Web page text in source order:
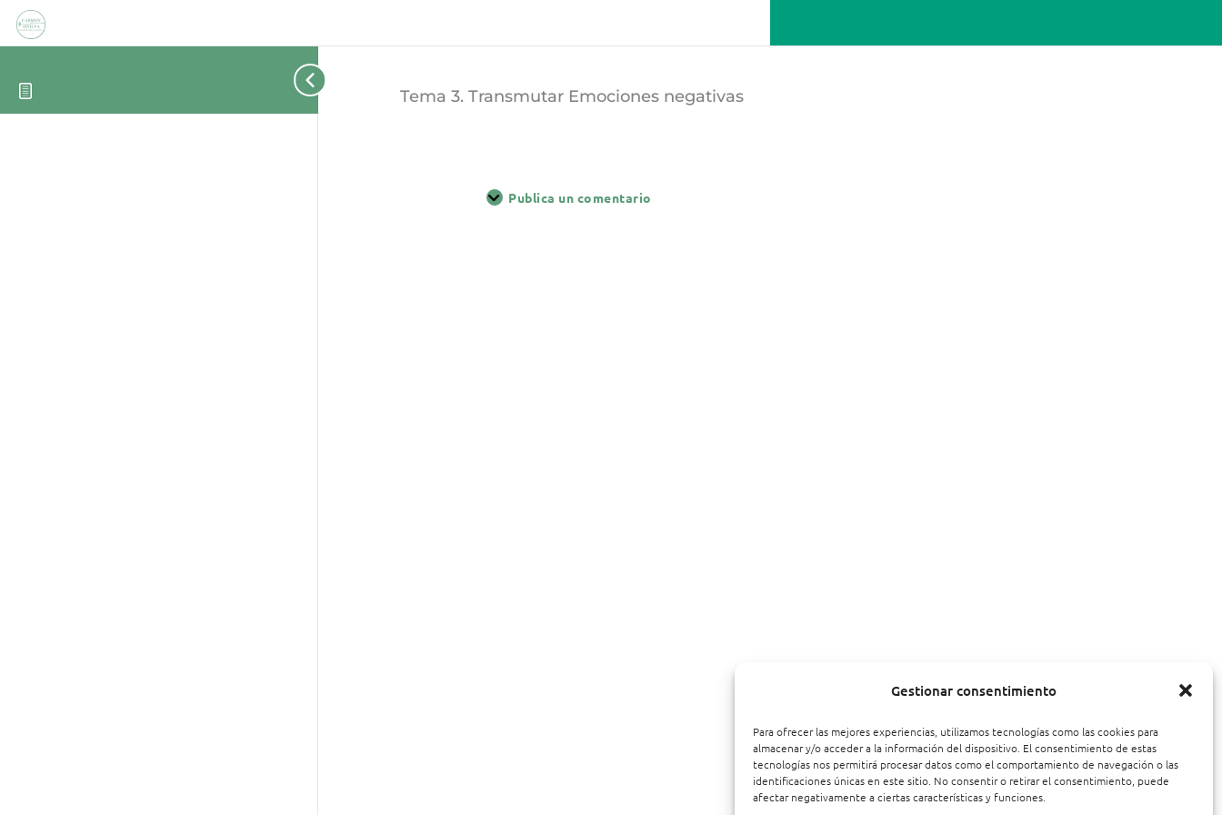
Gestionar consentimiento
Para ofrecer las mejores experiencias, utilizamos tecnologías como las cookies para
almacenar y/o acceder a la información del dispositivo. El consentimiento de estas
tecnologías nos permitirá procesar datos como el comportamiento de navegación o las
identificaciones únicas en este sitio. No consentir o retirar el consentimiento, puede
afectar negativamente a ciertas características y funciones.
Tema 3. Transmutar Emociones negativas
Publica un comentario